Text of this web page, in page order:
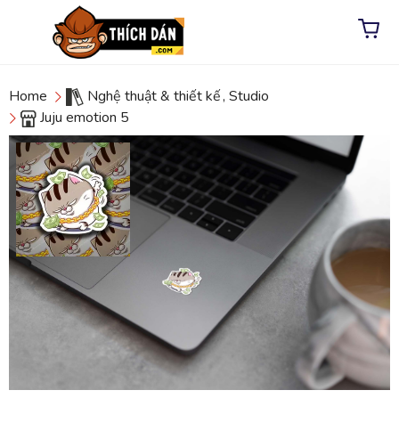
Home Nghệ thuật & thiết kế, Studio
Juju emotion 5